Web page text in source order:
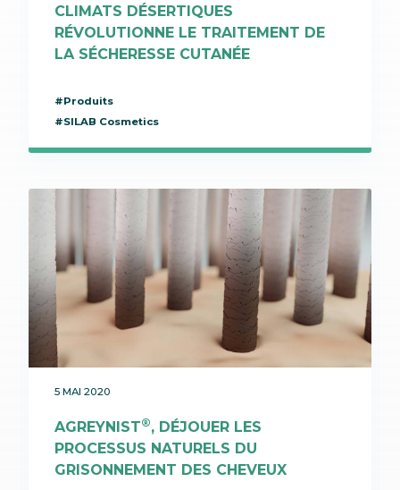
CLIMATS DÉSERTIQUES
RÉVOLUTIONNE LE TRAITEMENT DE
LA SÉCHERESSE CUTANÉE
#Produits
#SILAB Cosmetics
5 MAI 2020
AGREYNIST®, DÉJOUER LES
PROCESSUS NATURELS DU
GRISONNEMENT DES CHEVEUX